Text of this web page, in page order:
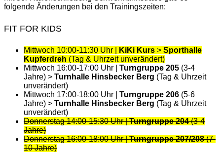
folgende Änderungen bei den Trainingszeiten:
FIT FOR KIDS
Mittwoch 10:00-11:30 Uhr | KiKi Kurs > Sporthalle
Kupferdreh (Tag & Uhrzeit unverändert)
Mittwoch 16:00-17:00 Uhr | Turngruppe 205 (3-4
Jahre) > Turnhalle Hinsbecker Berg (Tag & Uhrzeit
unverändert)
Mittwoch 17:00-18:00 Uhr | Turngruppe 206 (5-6
Jahre) > Turnhalle Hinsbecker Berg (Tag & Uhrzeit
unverändert)
Donnerstag 14:00-15:30 Uhr |Turngruppe 204(3-4
Jahre)
Donnerstag 16:00-18:00 Uhr |Turngruppe 207/208(7-
10 Jahre)